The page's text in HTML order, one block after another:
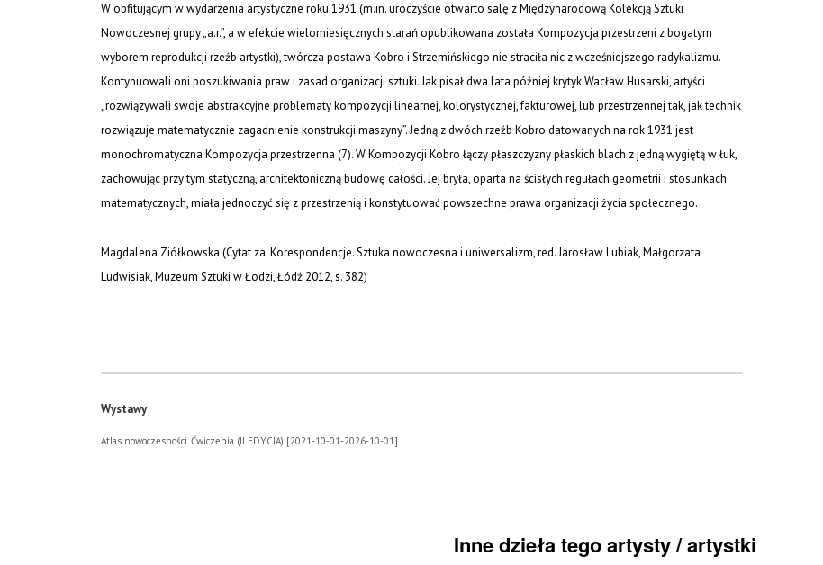
W obfitującym w wydarzenia artystyczne roku 1931 (m.in. uroczyście otwarto salę zMiędzynarodową Kolekcją Sztuki
Nowoczesnej grupy „a.r.”, a w efekcie wielomiesięcznych starań opublikowana została Kompozycja przestrzeni z bogatym
wyborem reprodukcji rzeźb artystki), twórcza postawa Kobro i Strzemińskiego nie straciła nic z wcześniejszego radykalizmu.
Kontynuowali oni poszukiwania praw i zasad organizacji sztuki. Jak pisał dwa lata później krytyk Wacław Husarski, artyści
„rozwiązywali swoje abstrakcyjne problematy kompozycji linearnej, kolorystycznej, fakturowej, lub przestrzennej tak, jak technik
rozwiązuje matematycznie zagadnienie konstrukcji maszyny”. Jedną z dwóch rzeźb Kobro datowanych na rok 1931 jest
monochromatyczna Kompozycja przestrzenna (7). WKompozycji Kobro łączy płaszczyzny płaskich blach z jedną wygiętą w łuk,
zachowując przy tym statyczną, architektoniczną budowę całości. Jej bryła, oparta na ścisłych regułach geometrii i stosunkach
matematycznych, miała jednoczyć się z przestrzenią i konstytuować powszechne prawa organizacji życia społecznego.
Magdalena Ziółkowska (Cytat za:Korespondencje. Sztuka nowoczesna i uniwersalizm,red. Jarosław Lubiak, Małgorzata
Ludwisiak, Muzeum Sztuki w Łodzi, Łódź 2012, s. 382)
Wystawy
Atlas nowoczesności. Ćwiczenia (II EDYCJA) [2021-10-01-2026-10-01]
Inne dzieła tego artysty / artystki